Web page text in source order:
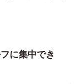
に集中でき